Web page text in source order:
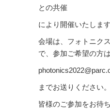
との共催
により開催いたしま
会場は、フォトニク
で、参加ご希望の方
までお送りください
皆様のご参加をお待